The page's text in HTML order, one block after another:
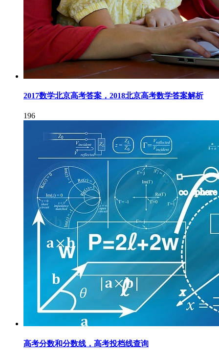
2017数学北京高考答案，2018北京高考数学答案解析
196
高考分数和分数线，高考投档线查询